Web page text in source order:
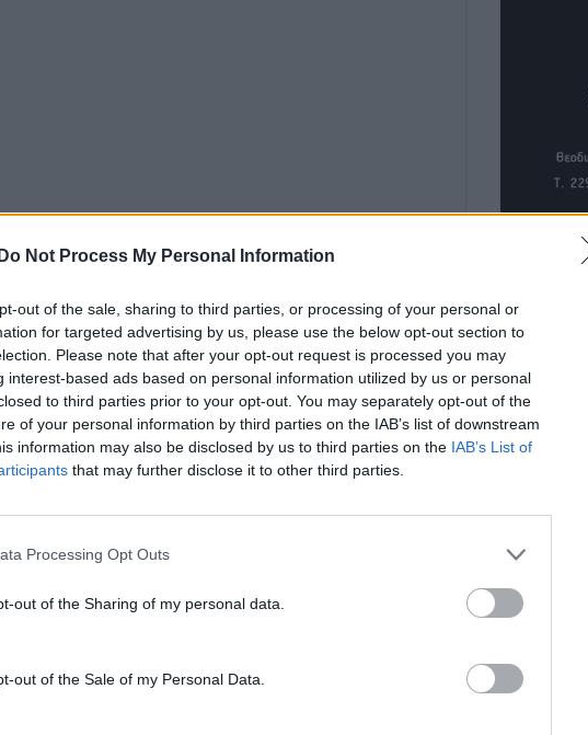
Do Not Process My Personal Information
out of the sale, sharing to third parties, or processing of your personal or
for targeted advertising by us, please use the below opt-out section to
Please note that after your opt-out request is processed you may
interest-based ads based on personal information utilized by us or personal
to third parties prior to your opt-out. You may separately opt-out of the
of your personal information by third parties on the IAB’s list of downstream
information may also be disclosed by us to third parties on the IAB’s List of
that may further disclose it to other third parties.
Processing Opt Outs
out of the Sharing of my personal data.
out of the Sale of my Personal Data.